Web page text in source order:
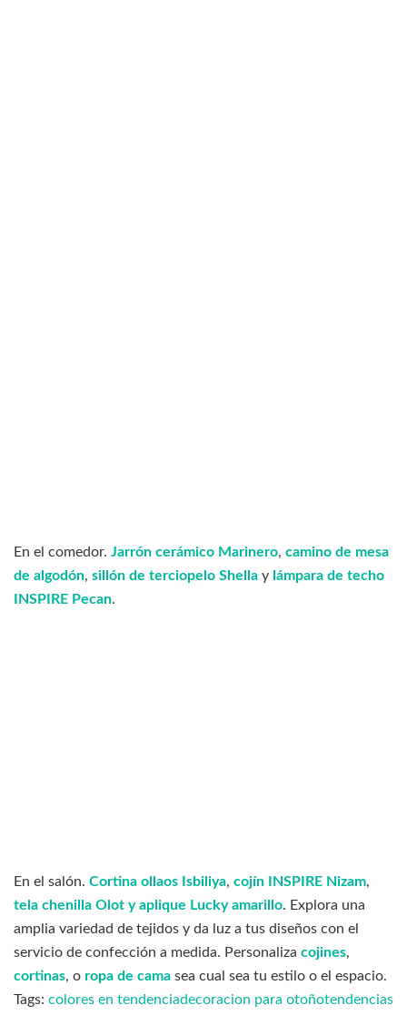
En el comedor. Jarrón cerámico Marinero, camino de mesa
de algodón, sillón de terciopelo Shella y lámpara de techo
INSPIRE Pecan.
En el salón. Cortina ollaos Isbiliya, cojín INSPIRE Nizam,
tela chenilla Olot y aplique Lucky amarillo. Explora una
amplia variedad de tejidos y da luz a tus diseños con el
servicio de confección a medida. Personaliza cojines,
cortinas, o ropa de cama sea cual sea tu estilo o el espacio.
Tags: colores en tendenciadecoracion para otoñotendencias